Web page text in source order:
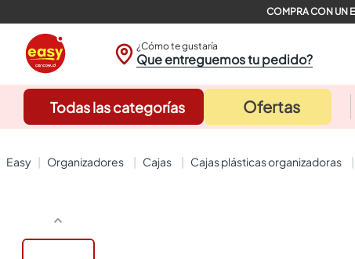
¿Cómo te gustaría
Que entreguemos tu pedido?
Todas las categorías Ofertas
organizadores cajas cajas plásticas organizadoras